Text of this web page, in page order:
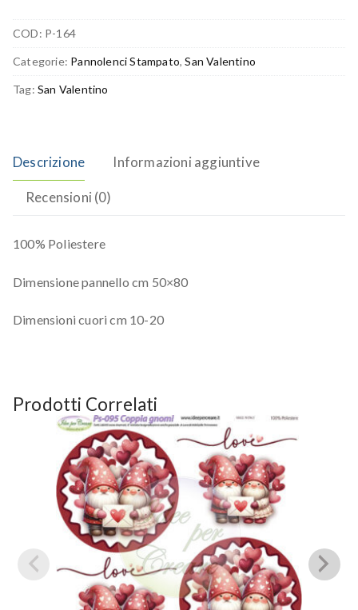
COD: P-164
Categorie: Pannolenci Stampato,San Valentino
Tag: San Valentino
Descrizione Informazioni aggiuntive
Recensioni (0)
100% Poliestere
Dimensione pannello cm 50×80
Dimensioni cuori cm 10-20
Prodotti Correlati